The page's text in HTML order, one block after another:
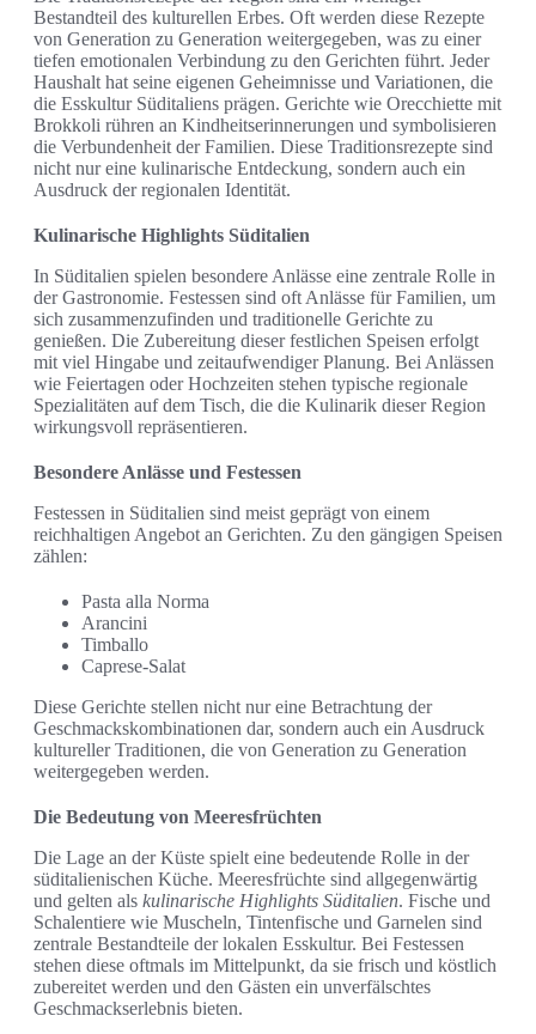
Bestandteil des kulturellen Erbes. Oft werden diese Rezepte
von Generation zu Generation weitergegeben, was zu einer
tiefen emotionalen Verbindung zu den Gerichten führt. Jeder
Haushalt hat seine eigenen Geheimnisse und Variationen, die
die Esskultur Süditaliens prägen. Gerichte wie Orecchiette mit
Brokkoli rühren an Kindheitserinnerungen und symbolisieren
die Verbundenheit der Familien. Diese Traditionsrezepte sind
nicht nur eine kulinarische Entdeckung, sondern auch ein
Ausdruck der regionalen Identität.
Kulinarische Highlights Süditalien
In Süditalien spielen besondere Anlässe eine zentrale Rolle in
der Gastronomie. Festessen sind oft Anlässe für Familien, um
sich zusammenzufinden und traditionelle Gerichte zu
genießen. Die Zubereitung dieser festlichen Speisen erfolgt
mit viel Hingabe und zeitaufwendiger Planung. Bei Anlässen
wie Feiertagen oder Hochzeiten stehen typische regionale
Spezialitäten auf dem Tisch, die die Kulinarik dieser Region
wirkungsvoll repräsentieren.
Besondere Anlässe und Festessen
Festessen in Süditalien sind meist geprägt von einem
reichhaltigen Angebot an Gerichten. Zu den gängigen Speisen
zählen:
Pasta alla Norma
Arancini
Timballo
Caprese-Salat
Diese Gerichte stellen nicht nur eine Betrachtung der
Geschmackskombinationen dar, sondern auch ein Ausdruck
kultureller Traditionen, die von Generation zu Generation
weitergegeben werden.
Die Bedeutung von Meeresfrüchten
Die Lage an der Küste spielt eine bedeutende Rolle in der
süditalienischen Küche. Meeresfrüchte sind allgegenwärtig
und gelten als kulinarische Highlights Süditalien. Fische und
Schalentiere wie Muscheln, Tintenfische und Garnelen sind
zentrale Bestandteile der lokalen Esskultur. Bei Festessen
stehen diese oftmals im Mittelpunkt, da sie frisch und köstlich
zubereitet werden und den Gästen ein unverfälschtes
Geschmackserlebnis bieten.